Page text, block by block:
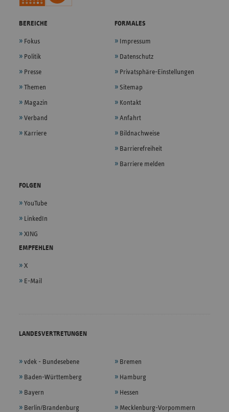
BEREICHE
Fokus
Politik
Presse
Themen
Magazin
Verband
Karriere
FORMALES
Impressum
Datenschutz
Privatsphäre-Einstellungen
Sitemap
Kontakt
Anfahrt
Bildnachweise
Barrierefreiheit
Barriere melden
FOLGEN
YouTube
LinkedIn
XING
EMPFEHLEN
X
E-Mail
LANDESVERTRETUNGEN
vdek - Bundesebene
Baden-Württemberg
Bayern
Berlin/Brandenburg
Bremen
Hamburg
Hessen
Mecklenburg-Vorpommern